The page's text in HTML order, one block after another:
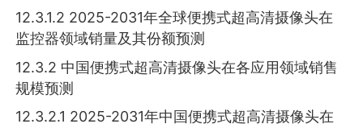
12.3.1.2 2025-2031年全球便携式超高清摄像头在
监控器领域销量及其份额预测
12.3.2 中国便携式超高清摄像头在各应用领域销售
规模预测
12.3.2.1 2025-2031年中国便携式超高清摄像头在